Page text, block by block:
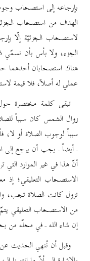
بإرجاعه إلى استصحاب
الهدف من استصحاب
لاستصحاب الجزئيّة إلّا
الجزء، ولا بأس بأن
هناك استصحابان أحدهما
عملي له أصلاً، فلا قيمة
تبقى كلمة مختصرة حول
زوال الشمس كان سبباً
سبباً لوجوب الصلاة أو
ـ أيضاً ـ يجب أن يرجع
أنّ هذا في غير الموارد
الاستصحاب التعليقي؛
تزول كانت الصلاة تجب،
من الاستصحاب التعليقي
إن شاء الله ـ في محلّه من
وقبل أن نُنهي الحديث عن